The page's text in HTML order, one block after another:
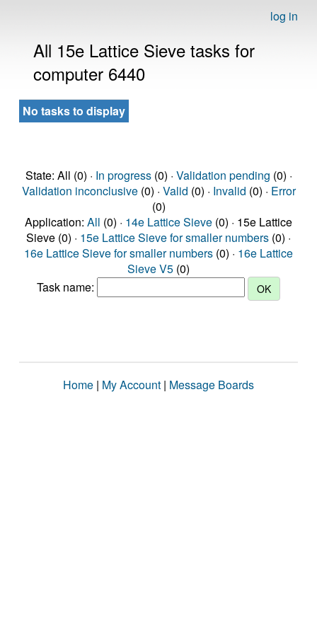
log in
All 15e Lattice Sieve tasks for
computer 6440
No tasks to display
State: All (0) · In progress(0) · Validation pending (0) ·
Validation inconclusive(0) · Valid (0) · Invalid (0) · Error
(0)
Application: All (0) · 14e Lattice Sieve (0) · 15e Lattice
Sieve (0) · 15e Lattice Sieve for smaller numbers (0) ·
16e Lattice Sieve for smaller numbers (0) · 16e Lattice
Sieve V5 (0)
Task name:
Home | My Account | Message Boards